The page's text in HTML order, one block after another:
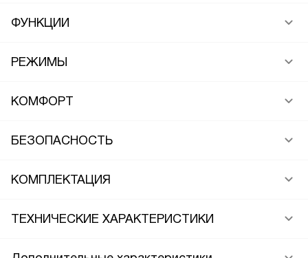
ФУНКЦИИ
РЕЖИМЫ
КОМФОРТ
БЕЗОПАСНОСТЬ
КОМПЛЕКТАЦИЯ
ТЕХНИЧЕСКИЕ ХАРАКТЕРИСТИКИ